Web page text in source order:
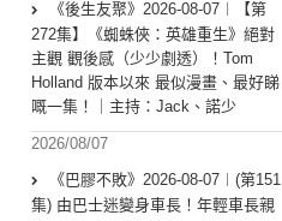
《後生友聚》2026-08-07︱【第
272集】《蜘蛛俠：英雄重生》絕對
主觀 觀後感（少少劇透）！Tom
Holland 版本以來 最似漫畫、最好睇
嘅一集！｜主持：Jack、諾少
2026/08/07
《巴膠不敗》2026-08-07︱(第151
集) 由巴士迷變身車長！年輕車長親